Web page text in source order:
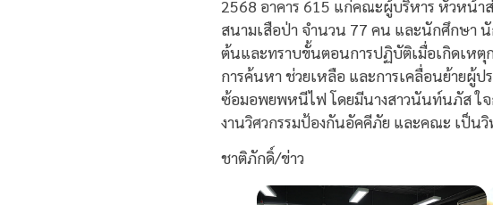
2568 อาคาร 615 แก่คณะผู้บริหาร หัวหน้
สนามเสือป่า จำนวน 77 คน และนักศึกษา
ต้นและทราบขั้นตอนการปฏิบัติเมื่อเกิดเห
การค้นหา ช่วยเหลือ และการเคลื่อนย้ายผู้
ซ้อมอพยพหนีไฟ โดยมีนางสาวนันท์นภัส ใ
งานวิศวกรรมป้องกันอัคคีภัย และคณะ เป็น
ชาติภักดิ์/ข่าว